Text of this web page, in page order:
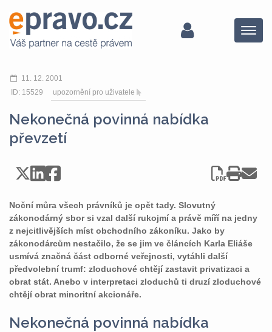
Menu
11. 12. 2001
ID: 15529
upozornění pro uživatele
Nekonečná povinná nabídka
převzetí
Noční můra všech právníků je opět tady. Slovutný
zákonodárný sbor si vzal další rukojmí a právě míří na jedny
z nejcitlivějších míst obchodního zákoníku. Jako by
zákonodárcům nestačilo, že se jim ve článcích Karla Eliáše
usmívá značná část odborné veřejnosti, vytáhli další
předvolební trumf: zloduchové chtějí zastavit privatizaci a
obrat stát. Anebo v interpretaci zloduchů ti druzí zloduchové
chtějí obrat minoritní akcionáře.
Nekonečná povinná nabídka